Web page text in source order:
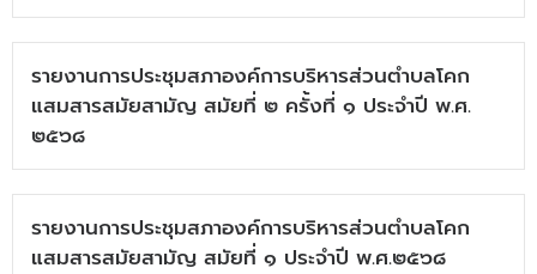
รายงานการประชุมสภาองค์การบริหารส่วนตำบลโคก
แสมสารสมัยสามัญ สมัยที่ ๒ ครั้งที่ ๑ ประจำปี พ.ศ.
๒๕๖๘
รายงานการประชุมสภาองค์การบริหารส่วนตำบลโคก
แสมสารสมัยสามัญ สมัยที่ ๑ ประจำปี พ.ศ.๒๕๖๘